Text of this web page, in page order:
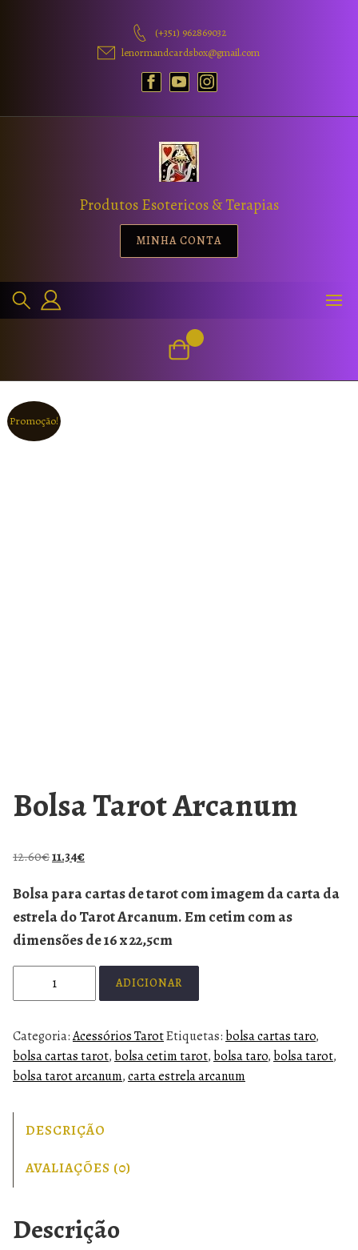
(+351) 962869032
lenormandcardsbox@gmail.com
Produtos Esotericos & Terapias
MINHA CONTA
Promoção!
Favorito
Bolsa Tarot Arcanum
12.60€11.34€
Bolsa para cartas de tarot com imagem da carta da
estrela do Tarot Arcanum. Em cetim com as
dimensões de 16 x 22,5cm
ADICIONAR
Categoria:Acessórios TarotEtiquetas:bolsa cartas taro,
bolsa cartas tarot,bolsa cetim tarot,bolsa taro,bolsa tarot,
bolsa tarot arcanum,carta estrela arcanum
DESCRIÇÃO
AVALIAÇÕES (0)
Descrição